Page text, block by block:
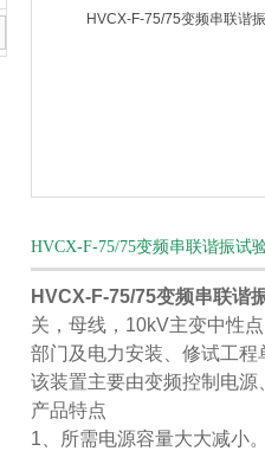
HVCX-F-75/75变频串联谐振试
HVCX-F-75/75变频串联谐
关，母线，10kV主变中性
部门及电力安装、修试工
该装置主要由变频控制电
产品特点
1、所需电源容量大大减小